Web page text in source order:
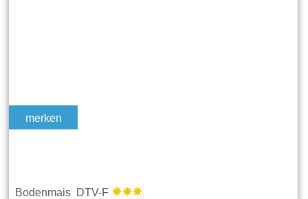
merken
Bodenmais DTV-F